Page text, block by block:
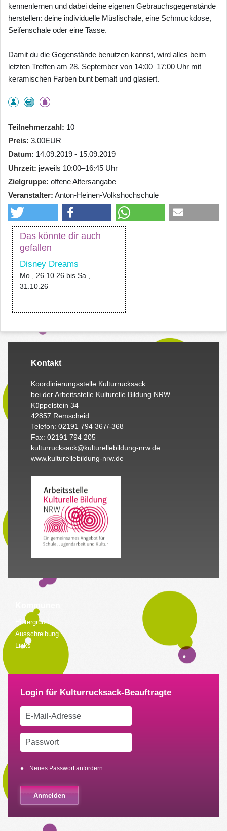
kennenlernen und dabei deine eigenen Gebrauchsgegenstände
herstellen: deine individuelle Müslischale, eine Schmuckdose,
Seifenschale oder eine Tasse.
Damit du die Gegenstände benutzen kannst, wird alles beim
letzten Treffen am 28. September von 14:00–17:00 Uhr mit
keramischen Farben bunt bemalt und glasiert.
Teilnehmerzahl
10
Preis 3.00EUR
Datum 14.09.2019 - 15.09.2019
Uhrzeit jeweils 10:00–16:45 Uhr
Zielgruppe offene Altersangabe
Veranstalter Anton-Heinen-Volkshochschule
Das könnte dir auch
gefallen
Disney Dreams
Mo., 26.10.26 bis Sa.,
31.10.26
Kontakt
Koordinierungsstelle Kulturrucksack
bei der Arbeitsstelle Kulturelle Bildung NRW
Küppelstein 34
42857 Remscheid
Telefon: 02191 794 367/-368
Fax: 02191 794 205
kulturrucksack@kulturellebildung-nrw.de
www.kulturellebildung-nrw.de
Hintergrund
Ausschreibung
Links
Neues Passwort anfordern